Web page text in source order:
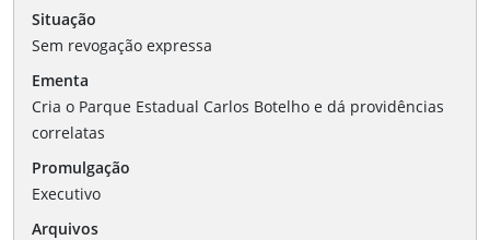
Situação
Sem revogação expressa
Ementa
Cria o Parque Estadual Carlos Botelho e dá providências
correlatas
Promulgação
Executivo
Arquivos